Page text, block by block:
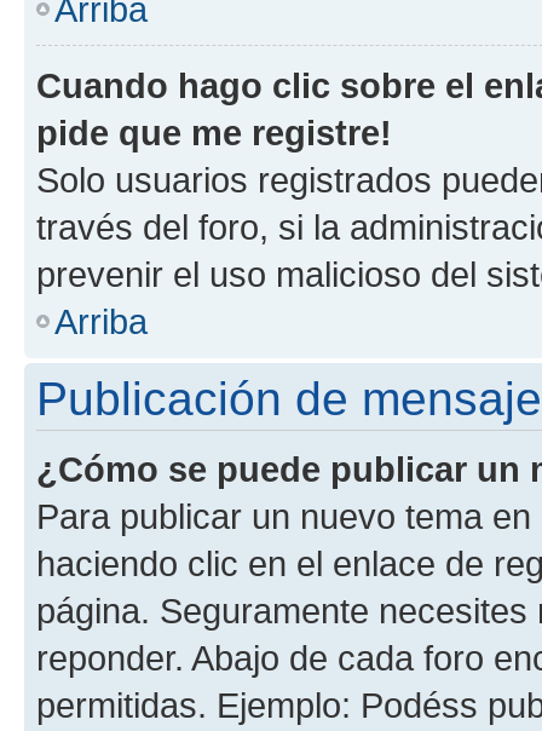
Arriba
Cuando hago clic sobre el
pide que me registre!
Solo usuarios registrados
través del foro, si la
prevenir el uso malicioso del
Arriba
Publicación de
¿Cómo se puede publicar un
Para publicar un nuevo tema
haciendo clic en el enlace de
página. Seguramente
reponder. Abajo de cada foro
permitidas. Ejemplo: Podéss